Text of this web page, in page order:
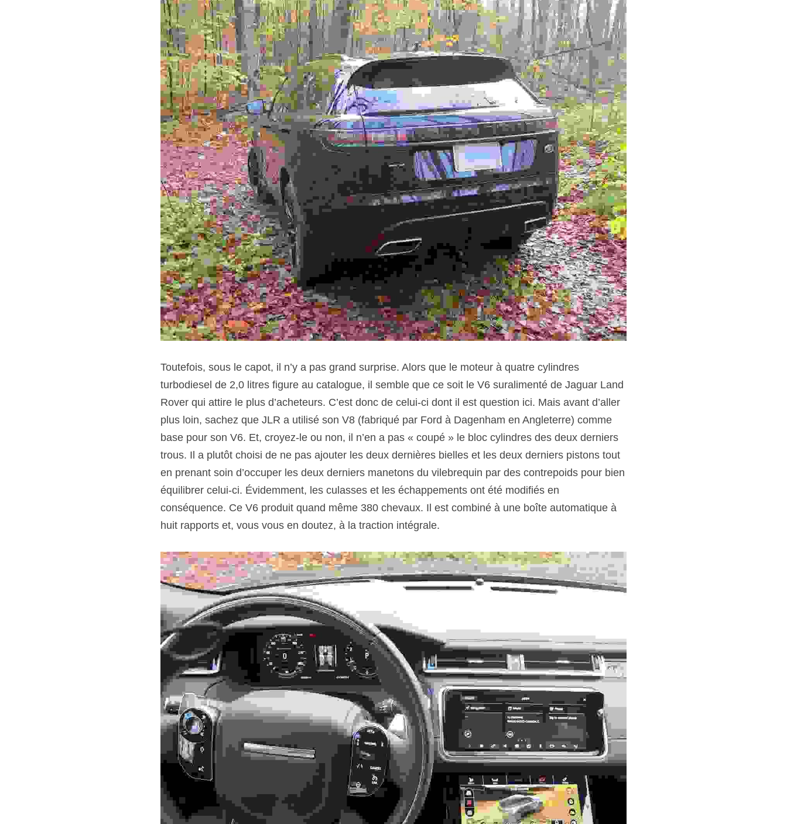
Toutefois, sous le capot, il n’y a pas grand surprise. Alors que le moteur à quatre cylindres
turbodiesel de 2,0 litres figure au catalogue, il semble que ce soit le V6 suralimenté de Jaguar Land
Rover qui attire le plus d’acheteurs. C’est donc de celui-ci dont il est question ici. Mais avant d’aller
plus loin, sachez que JLR a utilisé son V8 (fabriqué par Ford à Dagenham en Angleterre) comme
base pour son V6. Et, croyez-le ou non, il n’en a pas « coupé » le bloc cylindres des deux derniers
trous. Il a plutôt choisi de ne pas ajouter les deux dernières bielles et les deux derniers pistons tout
en prenant soin d’occuper les deux derniers manetons du vilebrequin par des contrepoids pour bien
équilibrer celui-ci. Évidemment, les culasses et les échappements ont été modifiés en
conséquence. Ce V6 produit quand même 380 chevaux. Il est combiné à une boîte automatique à
huit rapports et, vous vous en doutez, à la traction intégrale.